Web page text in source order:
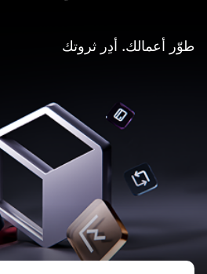
طوّر أعمالك. أدِر ثروتك